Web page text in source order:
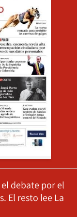
debate por el
El resto lee La